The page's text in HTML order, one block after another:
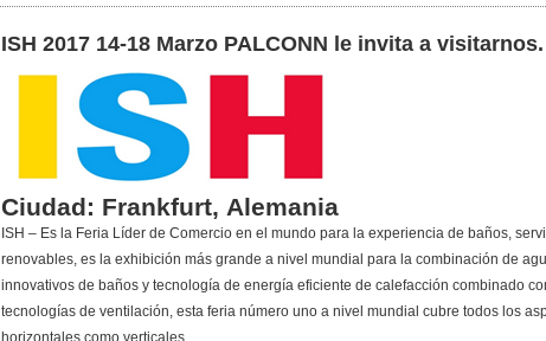
ISH 2017 14-18 Marzo PALCONN le invita a visitarnos.
Ciudad: Frankfurt, Alemania
ISH – Es la Feria Líder de Comercio en el mundo para la experiencia de baños,
renovables, es la exhibición más grande a nivel mundial para la combinación de
innovativos de baños y tecnología de energía eficiente de calefacción combinado
tecnologías de ventilación, esta feria número uno a nivel mundial cubre todos los
horizontales como verticales.